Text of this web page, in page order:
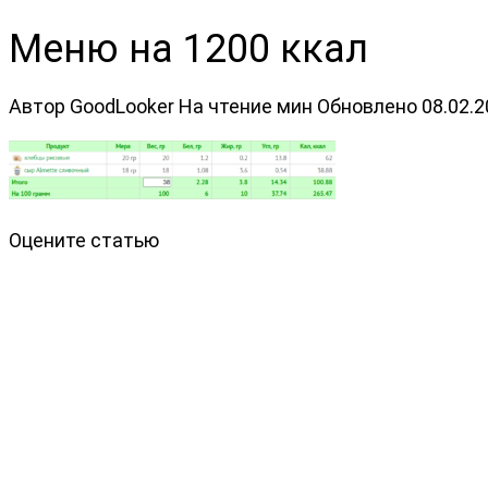
Меню на 1200 ккал
Автор GoodLooker На чтение мин Обновлено
Оцените статью